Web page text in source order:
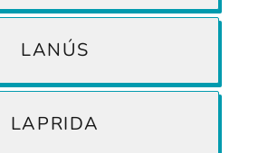
LANÚS
LAPRIDA